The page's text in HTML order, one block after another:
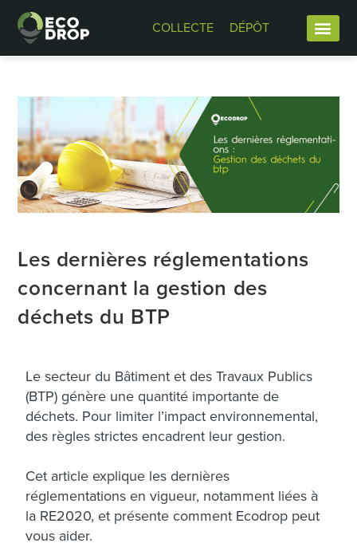
COLLECTE DÉPÔT
Les dernières réglementations
concernant la gestion des
déchets du BTP
Le secteur du Bâtiment et des Travaux Publics
(BTP) génère une quantité importante de
déchets. Pour limiter l’impact environnemental,
des règles strictes encadrent leur gestion.
Cet article explique les dernières
réglementations en vigueur, notamment liées à
la RE2020, et présente comment Ecodrop peut
vous aider.